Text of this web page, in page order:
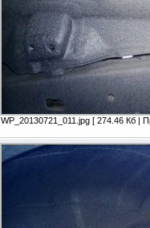
WP_20130721_011.jpg [ 274.46 Кб |